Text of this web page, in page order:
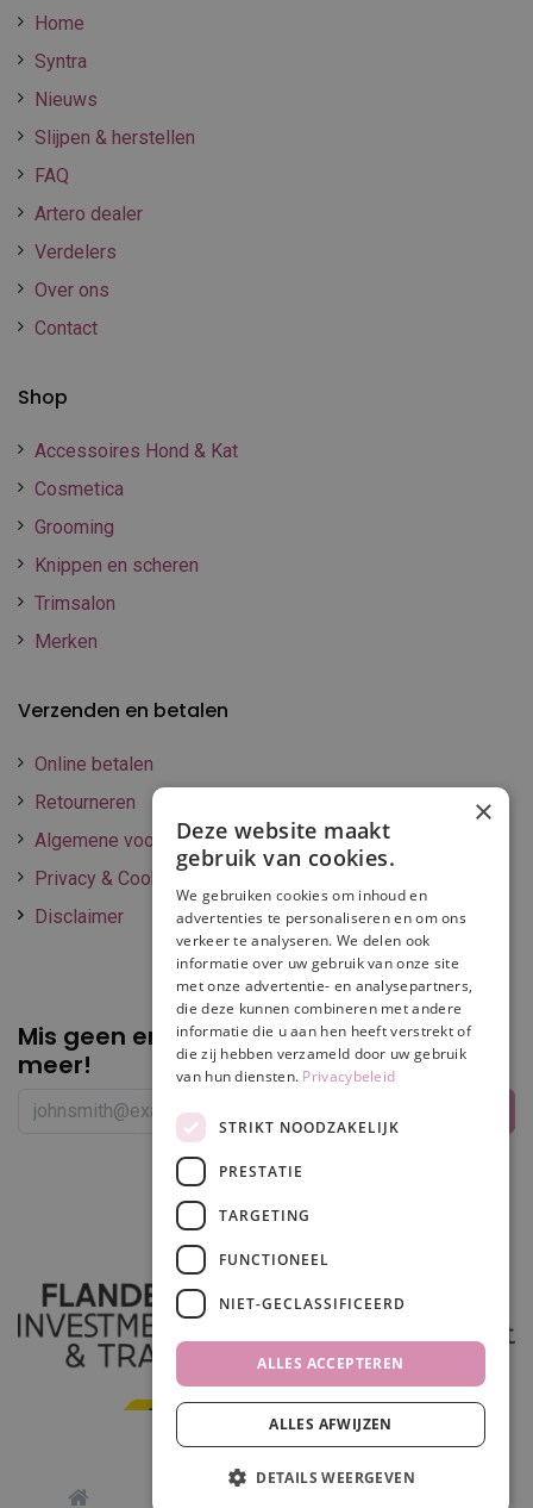
In winkelwagen
0
Home
Syntra
Nieuws
Slijpen & herstellen
FAQ
Artero dealer
Verdelers
Over ons
Contact
Shop
Accessoires Hond & Kat
Cosmetica
Grooming
Knippen en scheren
Trimsalon
Merken
Verzenden en betalen
Online betalen
Retourneren
Algemene voorwaarden
Privacy & Cookie policy
Disclaimer
Mis geen enkelepromotie of korting
meer!
×
Deze website maakt
gebruik van cookies.
We gebruiken cookies om inhoud en
advertenties te personaliseren en om ons
verkeer te analyseren. We delen ook
informatie over uw gebruik van onze site
met onze advertentie- en analysepartners,
die deze kunnen combineren met andere
informatie die u aan hen heeft verstrekt of
die zij hebben verzameld door uw gebruik
van hun diensten. Privacybeleid
STRIKT NOODZAKELIJK
PRESTATIE
TARGETING
FUNCTIONEEL
NIET-GECLASSIFICEERD
ALLES ACCEPTEREN
ALLES AFWIJZEN
DETAILS WEERGEVEN